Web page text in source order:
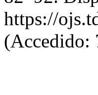
https://
(Accedido: